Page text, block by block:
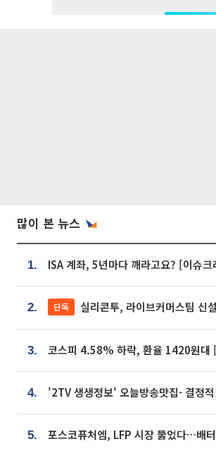
많이 본 뉴스
1. ISA 계좌, 5년마다 깨라고요? [이슈크
2. 단독 실리콘투, 라이브커머스팀 신설…K뷰티 ‘글로벌 판매망
3. 코스피 4.58% 하락, 환율 1420원대
4.
5.